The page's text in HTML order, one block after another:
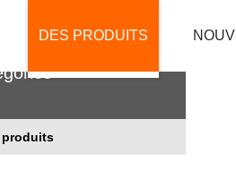
DES PRODUITS
produits